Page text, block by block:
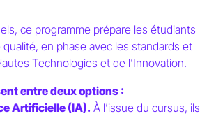
ce programme prépare les étudiants
en phase avec les standards et
Technologies et de l’Innovation.
entre deux options :
Artificielle (IA). À l’issue du cursus, ils